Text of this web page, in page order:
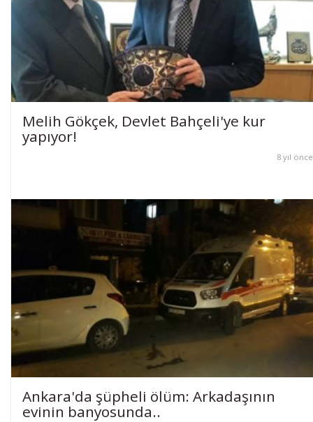
Melih Gökçek, Devlet Bahçeli'ye kur
yapıyor!
8 yıl önce
Ankara'da şüpheli ölüm: Arkadaşının
evinin banyosunda..